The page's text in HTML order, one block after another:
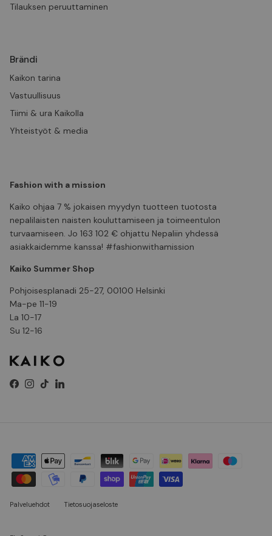
Tilauksen peruuttaminen
Brändi
Kaikon tarina
Vastuullisuus
Tiimi & ura Kaikolla
Yhteistyöt & media
Fashion with a mission
Kaiko ohjaa 7 % jokaisen myydyn tuotteen tuotosta
nepalilaisten naisten kouluttamiseen ja toimeentulon
turvaamiseen. Jo 163 102 € ohjattu Nepaliin yhdessä
asiakkaidemme kanssa! #fashionwithamission
Kaiko Summer Shop
Pohjoisesplanadi 25-27, 00100 Helsinki
Ma-pe 11-19
La 10-17
Su 12-16
Facebook
Instagram
TikTokLinkedIn
Palveluehdot Tietosuojaseloste